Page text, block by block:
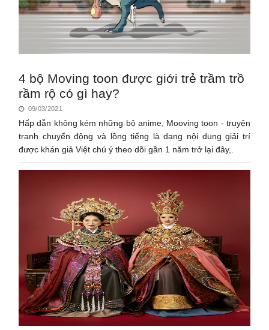
4 bộ Moving toon được giới trẻ trầm trồ
rầm rộ có gì hay?
09/03/2021
Hấp dẫn không kém những bộ anime, Mooving toon - truyện
tranh chuyển động và lồng tiếng là dạng nội dung giải trí
được khán giả Việt chú ý theo dõi gần 1 năm trở lại đây,.